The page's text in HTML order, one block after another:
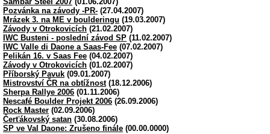
Pozvánka na závody -PR- (27.04.2007)
Mrázek 3. na ME v boulderingu (19.03.2007)
Závody v Otrokovicích (21.02.2007)
IWC Busteni - poslední závod SP (11.02.2007)
IWC Valle di Daone a Saas-Fee (07.02.2007)
Pelikán 16. v Saas Fee (04.02.2007)
Závody v Otrokovicích (01.02.2007)
Příborský Pavuk (09.01.2007)
Mistrovství ČR na obtížnost(18.12.2006)
Sherpa Rallye 2006 (01.11.2006)
Nescafé Boulder Projekt 2006 (26.09.2006)
Rock Master (02.09.2006)
Čerťákovský satan (30.08.2006)
SP ve Val Daone: Zrušeno finále (00.00.0000)